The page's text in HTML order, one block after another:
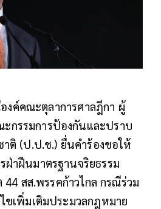
งค์คณะตุลาการศาลฎีกา ผู้
กรรมการป้องกันและปราบ
ติ (ป.ป.ช.) ยื่นคำร้องขอให้
ฝ่าฝืนมาตรฐานจริยธรรม
44 สส.พรรคก้าวไกล กรณีร่วม
ขเพิ่มเติมประมวลกฎหมาย